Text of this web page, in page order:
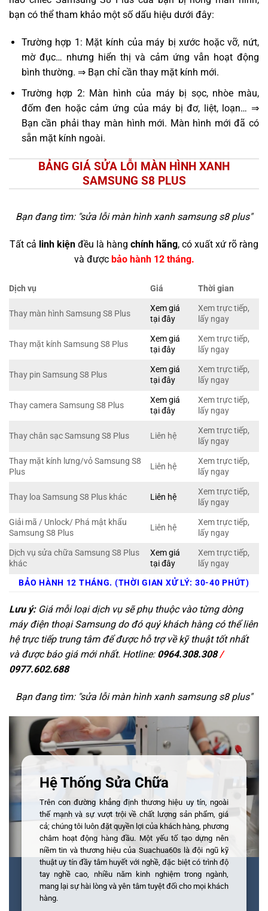
bạn có thể tham khảo một số dấu hiệu dưới đây:
Trường hợp 1: Mặt kính của máy bị xước hoặc vỡ, nứt,
mờ đục… nhưng hiển thị và cảm ứng vẫn hoạt động
bình thường. ⇒ Bạn chỉ cần thay mặt kính mới.
Trường hợp 2: Màn hình của máy bị sọc, nhòe màu,
đốm đen hoặc cảm ứng của máy bị đơ, liệt, loạn… ⇒
Bạn cần phải thay màn hình mới. Màn hình mới đã có
sẵn mặt kính ngoài.
BẢNG GIÁ SỬA LỖI MÀN HÌNH XANH
SAMSUNG S8 PLUS
Bạn đang tìm: "sửa lỗi màn hình xanh samsung s8 plus"
Tất cả linh kiện đều là hàng chính hãng, có xuất xứ rõ ràng
và được bảo hành 12 tháng.
Dịch vụ Giá Thời gian
Thay màn hình Samsung S8 Plus
Xem giá
tại đây
Xem trực tiếp,
lấy ngay
Thay mặt kính Samsung S8 Plus
Xem giá
tại đây
Xem trực tiếp,
lấy ngay
Thay pin Samsung S8 Plus
Xem giá
tại đây
Xem trực tiếp,
lấy ngay
Thay camera Samsung S8 Plus
Xem giá
tại đây
Xem trực tiếp,
lấy ngay
Thay chân sạc Samsung S8 Plus Liên hệ
Xem trực tiếp,
lấy ngay
Thay mặt kính lưng/vỏ Samsung S8
Plus
Liên hệ
Xem trực tiếp,
lấy ngay
Thay loa Samsung S8 Plus khác Liên hệ
Xem trực tiếp,
lấy ngay
Giải mã / Unlock/ Phá mật khẩu
Samsung S8 Plus
Liên hệ
Xem trực tiếp,
lấy ngay
Dịch vụ sửa chữa Samsung S8 Plus
khác
Xem giá
tại đây
Xem trực tiếp,
lấy ngay
BẢO HÀNH 12 THÁNG. (THỜI GIAN XỬ LÝ: 30-40 PHÚT)
Lưu ý:Giá mỗi loại dịch vụ sẽ phụ thuộc vào từng dòng
máy điện thoại Samsung do đó quý khách hàng có thể liên
hệ trực tiếp trung tâm để được hỗ trợ về kỹ thuật tốt nhất
và được báo giá mới nhất. Hotline: 0964.308.308/
0977.602.688
Bạn đang tìm: "sửa lỗi màn hình xanh samsung s8 plus"
Hệ Thống Sửa Chữa
Trên con đường khẳng định thương hiệu uy tín, ngoài
thế mạnh và sự vượt trội về chất lượng sản phẩm, giá
cả; chúng tôi luôn đặt quyền lợi của khách hàng, phương
châm hoạt động hàng đầu. Một yếu tố tạo dựng nên
niềm tin và thương hiệu của Suachua60s là đội ngũ kỹ
thuật uy tín đầy tâm huyết với nghề, đặc biệt có trình độ
tay nghề cao, nhiều năm kinh nghiệm trong ngành,
mang lại sự hài lòng và yên tâm tuyệt đối cho mọi khách
hàng.